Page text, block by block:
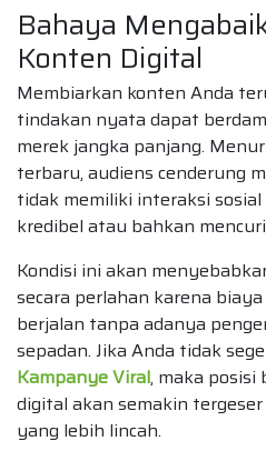
Bahaya
Konten Digital
Membiarkan konten Anda
tindakan nyata dapat
merek jangka panjang.
terbaru, audiens cenderung
tidak memiliki interaksi
kredibel atau bahkan
Kondisi ini akan
secara perlahan karena
berjalan tanpa adanya
sepadan. Jika Anda tidak
Kampanye Viral, maka posisi
digital akan semakin
yang lebih lincah.